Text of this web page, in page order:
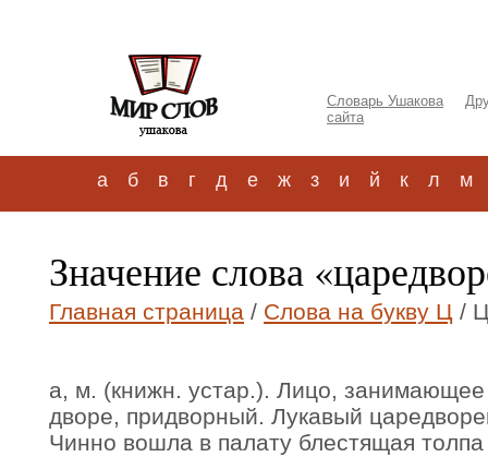
Словарь Ушакова
сайта
а б в г д е ж з и й к л м
Значение слова
Главная страница / Слова на букву Ц /
а, м. (книжн. устар.). Лицо,
дворе, придворный. Лукавый
Чинно вошла в палату блестящая